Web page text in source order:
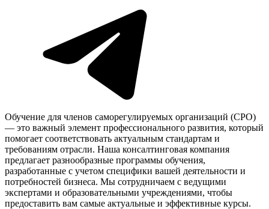
Обучение для членов саморегулируемых организаций (СРО)
— это важный элемент профессионального развития, который
помогает соответствовать актуальным стандартам и
требованиям отрасли. Наша консалтинговая компания
предлагает разнообразные программы обучения,
разработанные с учетом специфики вашей деятельности и
потребностей бизнеса. Мы сотрудничаем с ведущими
экспертами и образовательными учреждениями, чтобы
предоставить вам самые актуальные и эффективные курсы.